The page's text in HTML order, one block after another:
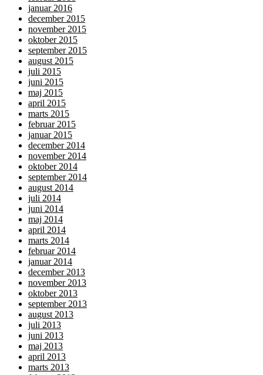
januar 2016
december 2015
november 2015
oktober 2015
september 2015
august 2015
juli 2015
juni 2015
maj 2015
april 2015
marts 2015
februar 2015
januar 2015
december 2014
november 2014
oktober 2014
september 2014
august 2014
juli 2014
juni 2014
maj 2014
april 2014
marts 2014
februar 2014
januar 2014
december 2013
november 2013
oktober 2013
september 2013
august 2013
juli 2013
juni 2013
maj 2013
april 2013
marts 2013